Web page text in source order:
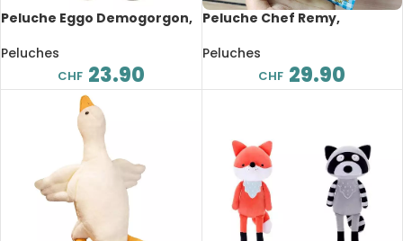
Peluche Eggo Demogorgon,
Peluches
CHF 23.90
Peluche Chef Remy,
épaule magnétique, 16 cm
Peluches
CHF 29.90